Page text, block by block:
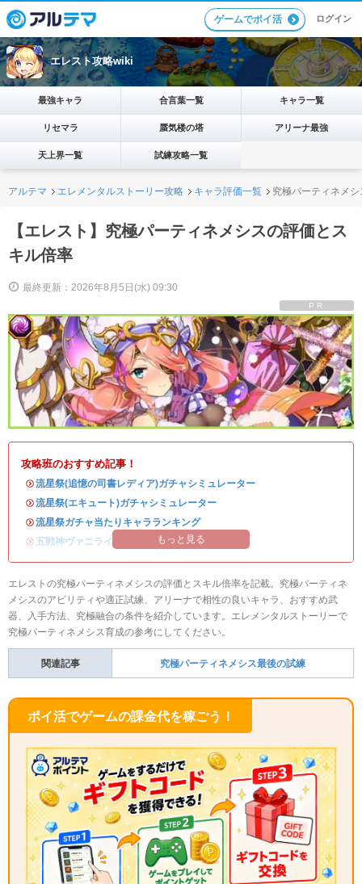
ゲームでポイ活 ログイン
エレスト攻略wiki
最強キャラ 合言葉一覧 キャラ一覧
リセマラ 蜃気楼の塔 アリーナ最強
天上界一覧 試練攻略一覧
アルテマ エレメンタルストーリー攻略 キャラ評価一覧 究極パーティネメ
【エレスト】究極パーティネメシスの評価とス
キル倍率
最終更新：2026年8月5日(水) 09:30
PR
攻略班のおすすめ記事！
・流星祭(追憶の司書レディア)ガチャシミュレーター
・流星祭(エキュート)ガチャシミュレーター
・流星祭ガチャ当たりキャラランキング
・ 五戦神ヴァニライベントまとめもっと見る
エレストの究極パーティネメシスの評価とスキル倍率を記載。究極パーティネ
メシスのアビリティや適正試練、アリーナで相性の良いキャラ、おすすめ武
器、入手方法、究極融合の条件を紹介しています。エレメンタルストーリーで
究極パーティネメシス育成の参考にしてください。
関連記事 究極パーティネメシス最後の試練
ポイ活でゲームの課金代を稼ごう！